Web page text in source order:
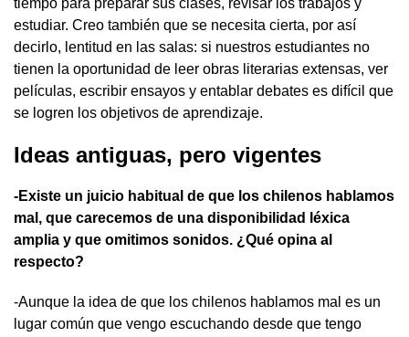
tiempo para preparar sus clases, revisar los trabajos y
estudiar. Creo también que se necesita cierta, por así
decirlo, lentitud en las salas: si nuestros estudiantes no
tienen la oportunidad de leer obras literarias extensas, ver
películas, escribir ensayos y entablar debates es difícil que
se logren los objetivos de aprendizaje.
Ideas antiguas, pero vigentes
-Existe un juicio habitual de que los chilenos hablamos
mal, que carecemos de una disponibilidad léxica
amplia y que omitimos sonidos. ¿Qué opina al
respecto?
-Aunque la idea de que los chilenos hablamos mal es un
lugar común que vengo escuchando desde que tengo